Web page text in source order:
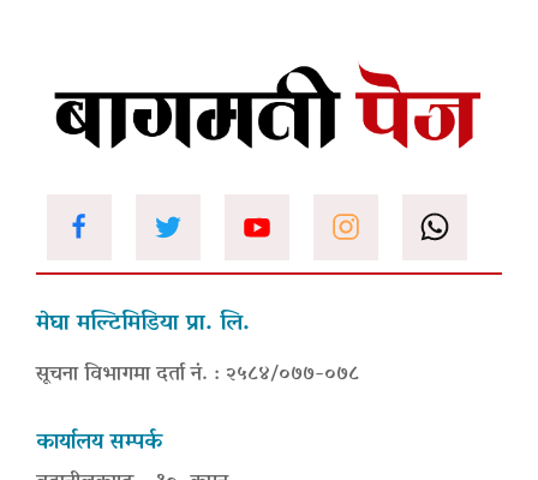
मेघा मल्टिमिडिया प्रा. लि.
सूचना विभागमा दर्ता नं. : २५८४/०७७-०७८
कार्यालय सम्पर्क